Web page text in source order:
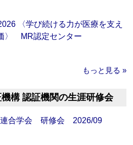
〈学び続ける力が医療を支え
〉 MR認定センター
もっと見る »
構 認証機関の生涯研修会
連合学会 研修会 2026/09